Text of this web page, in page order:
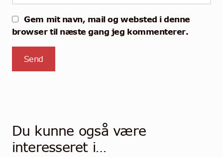
Gem mit navn, mail og websted i denne
browser til næste gang jeg kommenterer.
Du kunne også være
interesseret i…